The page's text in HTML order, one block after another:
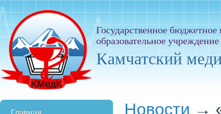
Государственное
образовательное
Камчатский
Главная Новости →